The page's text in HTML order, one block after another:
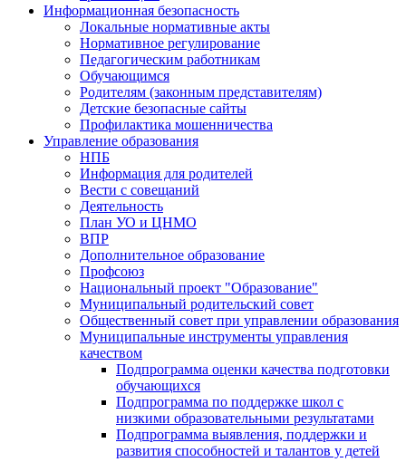
Информационная безопасность
Локальные нормативные акты
Нормативное регулирование
Педагогическим работникам
Обучающимся
Родителям (законным представителям)
Детские безопасные сайты
Профилактика мошенничества
Управление образования
НПБ
Информация для родителей
Вести с совещаний
Деятельность
План УО и ЦНМО
ВПР
Дополнительное образование
Профсоюз
Национальный проект "Образование"
Муниципальный родительский совет
Общественный совет при управлении образования
Муниципальные инструменты управления
качеством
Подпрограмма оценки качества подготовки
обучающихся
Подпрограмма по поддержке школ с
низкими образовательными результатами
Подпрограмма выявления, поддержки и
развития способностей и талантов у детей